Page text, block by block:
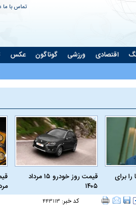
تماس با ما
اقتصادی ورزشی گوناگون عکس
برای
قیمت روز خودرو ۱۵ مرداد
۱۴۰۵
کد خبر: ۴۴۳۱۱۳